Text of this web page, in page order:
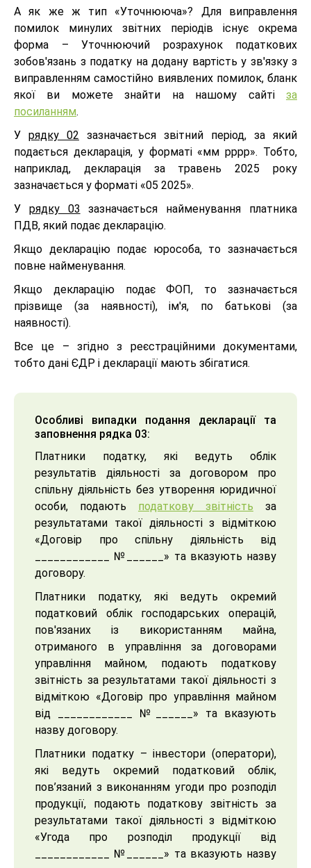
А як же ж тип «Уточнююча»? Для виправлення
помилок минулих звітних періодів існує окрема
форма – Уточнюючий розрахунок податкових
зобов'язань з податку на додану вартість у зв'язку з
виправленням самостійно виявлених помилок, бланк
якої ви можете знайти на нашому сайті за
посиланням.
У рядку 02 зазначається звітний період, за який
подається декларація, у форматі «мм рррр». Тобто,
наприклад, декларація за травень 2025 року
зазначається у форматі «05 2025».
У рядку 03 зазначається найменування платника
ПДВ, який подає декларацію.
Якщо декларацію подає юрособа, то зазначається
повне найменування.
Якщо декларацію подає ФОП, то зазначається
прізвище (за наявності), ім'я, по батькові (за
наявності).
Все це – згідно з реєстраційними документами,
тобто дані ЄДР і декларації мають збігатися.
Особливі випадки подання декларації та
заповнення рядка 03:
Платники податку, які ведуть облік
результатів діяльності за договором про
спільну діяльність без утворення юридичної
особи, подають податкову звітність за
результатами такої діяльності з відміткою
«Договір про спільну діяльність від
____________ №______» та вказують назву
договору.
Платники податку, які ведуть окремий
податковий облік господарських операцій,
пов'язаних із використанням майна,
отриманого в управління за договорами
управління майном, подають податкову
звітність за результатами такої діяльності з
відміткою «Договір про управління майном
від ____________ №______» та вказують
назву договору.
Платники податку – інвестори (оператори),
які ведуть окремий податковий облік,
пов’язаний з виконанням угоди про розподіл
продукції, подають податкову звітність за
результатами такої діяльності з відміткою
«Угода про розподіл продукції від
____________ №______» та вказують назву